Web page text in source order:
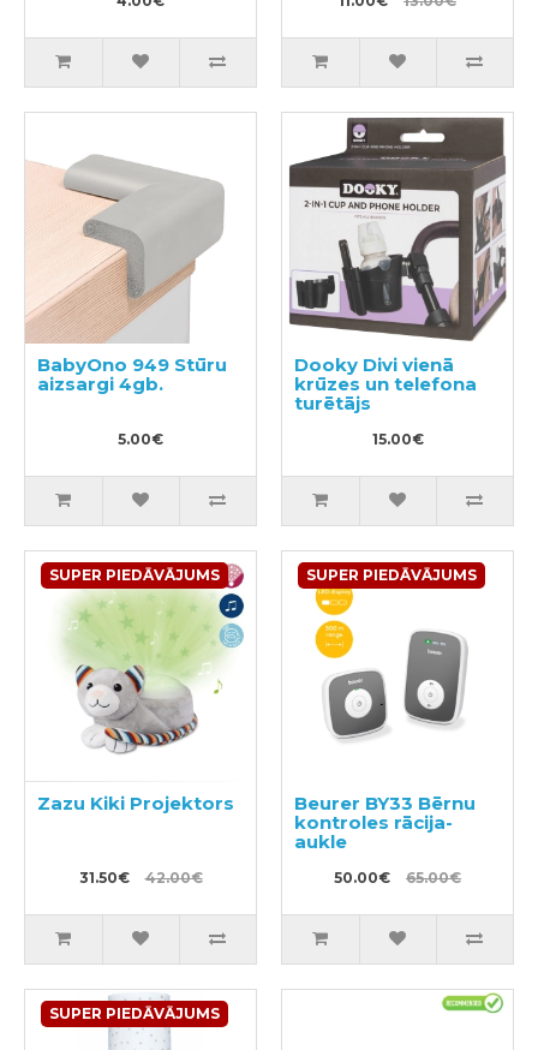
BabyOno 949 Stūru
aizsargi 4gb.
5.00€
Dooky Divi vienā
krūzes un telefona
turētājs
15.00€
SUPER PIEDĀVĀJUMS
Zazu Kiki Projektors
31.50€ 42.00€
SUPER PIEDĀVĀJUMS
Beurer BY33 Bērnu
kontroles rācija-
aukle
50.00€ 65.00€
SUPER PIEDĀVĀJUMS